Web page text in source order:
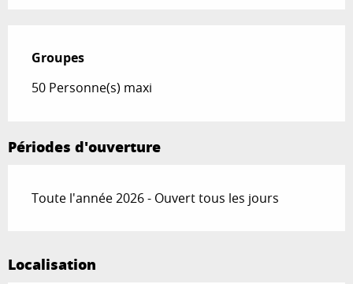
Groupes
Groupes
50 Personne(s) maxi
Périodes d'ouverture
Toute l'année 2026 - Ouvert tous les jours
Localisation